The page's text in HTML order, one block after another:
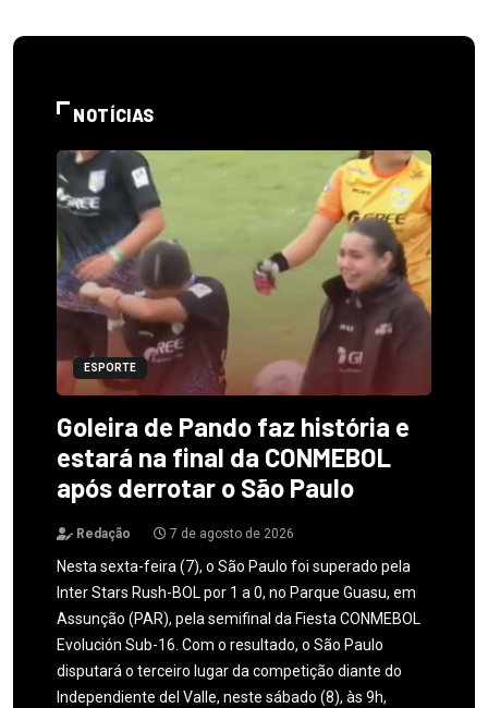
NOTÍCIAS
ESPORTE
Goleira de Pando faz história e
estará na final da CONMEBOL
após derrotar o São Paulo
Redação 7 de agosto de 2026
Nesta sexta-feira (7), o São Paulo foi superado pela
Inter Stars Rush-BOL por 1 a 0, no Parque Guasu, em
Assunção (PAR), pela semifinal da Fiesta CONMEBOL
Evolución Sub-16. Com o resultado, o São Paulo
disputará o terceiro lugar da competição diante do
Independiente del Valle, neste sábado (8), às 9h,